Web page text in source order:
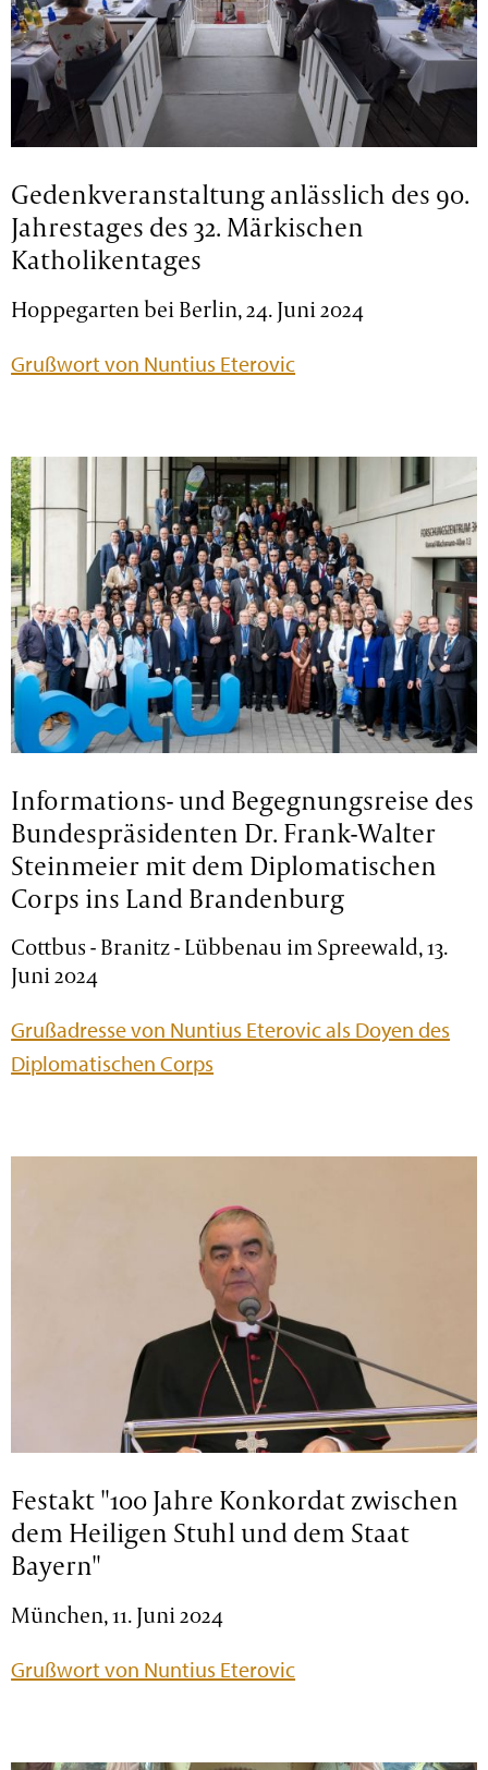
Gedenkveranstaltung anlässlich des 90.
Jahrestages des 32. Märkischen
Katholikentages
Hoppegarten bei Berlin, 24. Juni 2024
Grußwort von Nuntius Eterovic
Informations- und Begegnungsreise des
Bundespräsidenten Dr. Frank-Walter
Steinmeier mit dem Diplomatischen
Corps ins Land Brandenburg
Cottbus - Branitz - Lübbenau im Spreewald, 13.
Juni 2024
Grußadresse von Nuntius Eterovic als Doyen des
Diplomatischen Corps
Festakt "100 Jahre Konkordat zwischen
dem Heiligen Stuhl und dem Staat
Bayern"
München, 11. Juni 2024
Grußwort von Nuntius Eterovic